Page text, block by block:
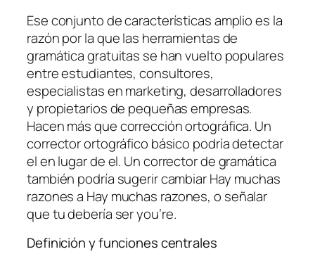
Ese conjunto de características amplio es la
razón por la que las herramientas de
gramática gratuitas se han vuelto populares
entre estudiantes, consultores,
especialistas en marketing, desarrolladores
y propietarios de pequeñas empresas.
Hacen más que corrección ortográfica. Un
corrector ortográfico básico podría detectar
elen lugar deel. Un corrector de gramática
también podría sugerir cambiarHay muchas
razonesa Hay muchas razones, o señalar
quetudebería seryou’re.
Definición y funciones centrales